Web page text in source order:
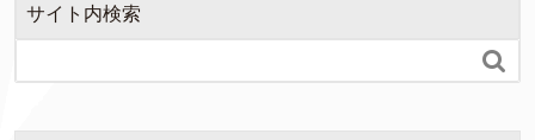
サイト内検索
